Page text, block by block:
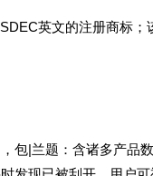
英文的注册商标；
|兰题：含诸多产品数